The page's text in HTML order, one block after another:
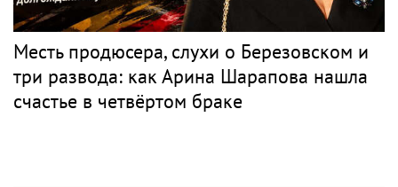
Месть продюсера, слухи о Березовском и
три развода: как Арина Шарапова нашла
счастье в четвёртом браке